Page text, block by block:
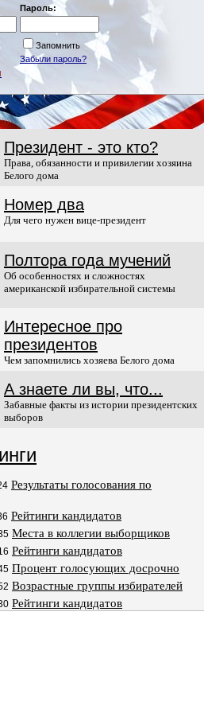
Пароль:
Запомнить
Забыли пароль?
Президент - это кто?
Права, обязанности и привилегии хозяина
Белого дома
Номер два
Для чего нужен вице-президент
Полтора года мучений
Об особенностях и сложностях
американской избирательной системы
Интересное про
президентов
Чем запомнились хозяева Белого дома
А знаете ли вы, что...
Забавные факты из истории президентских
выборов
Результаты голосования по
Рейтинги кандидатов
Места в коллегии выборщиков
Рейтинги кандидатов
Процент голосующих досрочно
Возрастные группы избирателей
Рейтинги кандидатов